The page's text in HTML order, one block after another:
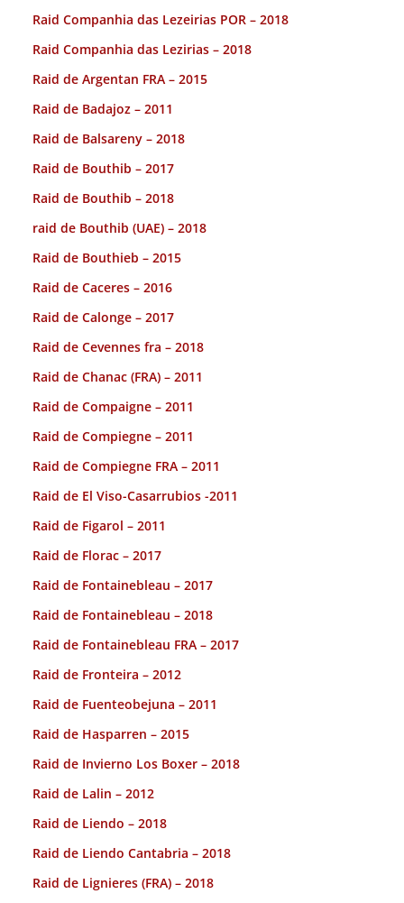
Raid Companhia das Lezeirias POR – 2018
Raid Companhia das Lezirias – 2018
Raid de Argentan FRA – 2015
Raid de Badajoz – 2011
Raid de Balsareny – 2018
Raid de Bouthib – 2017
Raid de Bouthib – 2018
raid de Bouthib (UAE) – 2018
Raid de Bouthieb – 2015
Raid de Caceres – 2016
Raid de Calonge – 2017
Raid de Cevennes fra – 2018
Raid de Chanac (FRA) – 2011
Raid de Compaigne – 2011
Raid de Compiegne – 2011
Raid de Compiegne FRA – 2011
Raid de El Viso-Casarrubios -2011
Raid de Figarol – 2011
Raid de Florac – 2017
Raid de Fontainebleau – 2017
Raid de Fontainebleau – 2018
Raid de Fontainebleau FRA – 2017
Raid de Fronteira – 2012
Raid de Fuenteobejuna – 2011
Raid de Hasparren – 2015
Raid de Invierno Los Boxer – 2018
Raid de Lalin – 2012
Raid de Liendo – 2018
Raid de Liendo Cantabria – 2018
Raid de Lignieres (FRA) – 2018